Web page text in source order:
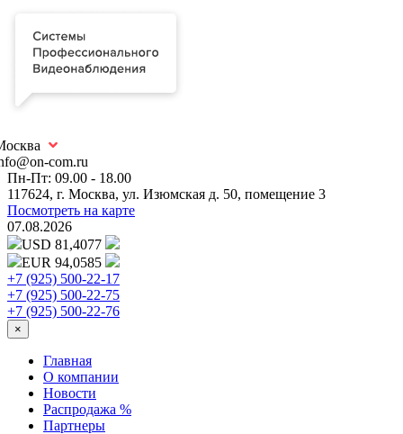
com.ru
Пн-Пт: 09.00 - 18.00
117624, г. Москва, ул. Изюмская д. 50, помещение 3
Посмотреть на карте
07.08.2026
USD 81,4077
EUR 94,0585
+7 (925) 500-22-17
+7 (925) 500-22-75
+7 (925) 500-22-76
×
Главная
О компании
Новости
Распродажа %
Партнеры